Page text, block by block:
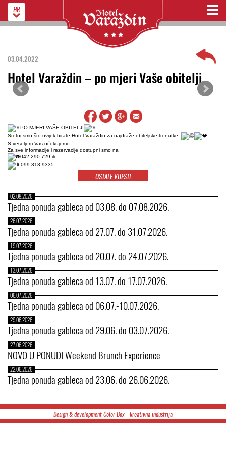
HR
03.04.2022
Hotel Varaždin – po mjeri Vaše obitelji
PO MJERI VAŠE OBITELJI
Sretni smo što uvijek birate Hotel Varaždin za najdraže obiteljske trenutke.
S veseljem Vas očekujemo.
Za sve informacije i rezervacije dostupni smo na
042 290 729 ili
099 313-9335
OSTALE VIJESTI
02.08.2026
Tjedna ponuda gableca od 03.08. do 07.08.2026.
26.07.2026
Tjedna ponuda gableca od 27.07. do 31.07.2026.
19.07.2026
Tjedna ponuda gableca od 20.07. do 24.07.2026.
13.07.2026
Tjedna ponuda gableca od 13.07. do 17.07.2026.
06.07.2026
Tjedna ponuda gableca od 06.07.-10.07.2026.
29.06.2026
Tjedna ponuda gableca od 29.06. do 03.07.2026.
27.06.2026
NOVO U PONUDI Weekend Brunch Experience
22.06.2026
Tjedna ponuda gableca od 23.06. do 26.06.2026.
Design & development Color Box - kreativna industrija